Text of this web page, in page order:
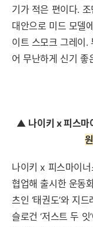
기가 적은 편이다.
대안으로 미드 모델
이트 스모크 그레이.
어 무난하게 신기 좋
▲ 나이키 x 피스마
나이키 x 피스마이
협업해 출시한 운동
츠인 ‘태권도’와 지
슬로건 ‘저스트 두